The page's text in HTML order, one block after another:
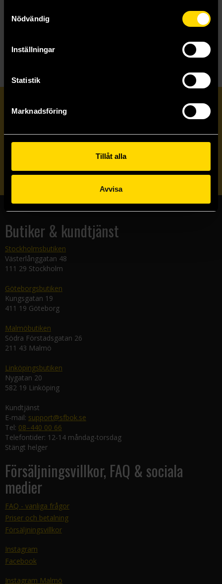
Nödvändig
Inställningar
Statistik
Marknadsföring
Tillåt alla
Avvisa
Prenumerera på vårt nyhetsbrev
Veckobrevet
Skicka
Butiker & kundtjänst
Stockholmsbutiken
Västerlånggatan 48
111 29 Stockholm
Göteborgsbutiken
Kungsgatan 19
411 19 Göteborg
Malmöbutiken
Södra Förstadsgatan 26
211 43 Malmö
Linköpingsbutiken
Nygatan 20
582 19 Linköping
Kundtjänst
E-mail: support@sfbok.se
Tel: 08–440 00 66
Telefontider: 12-14 måndag-torsdag
Stängt helger
Försäljningsvillkor, FAQ & sociala
medier
FAQ - vanliga frågor
Priser och betalning
Försäljningsvillkor
Instagram
Facebook
Instagram Malmö